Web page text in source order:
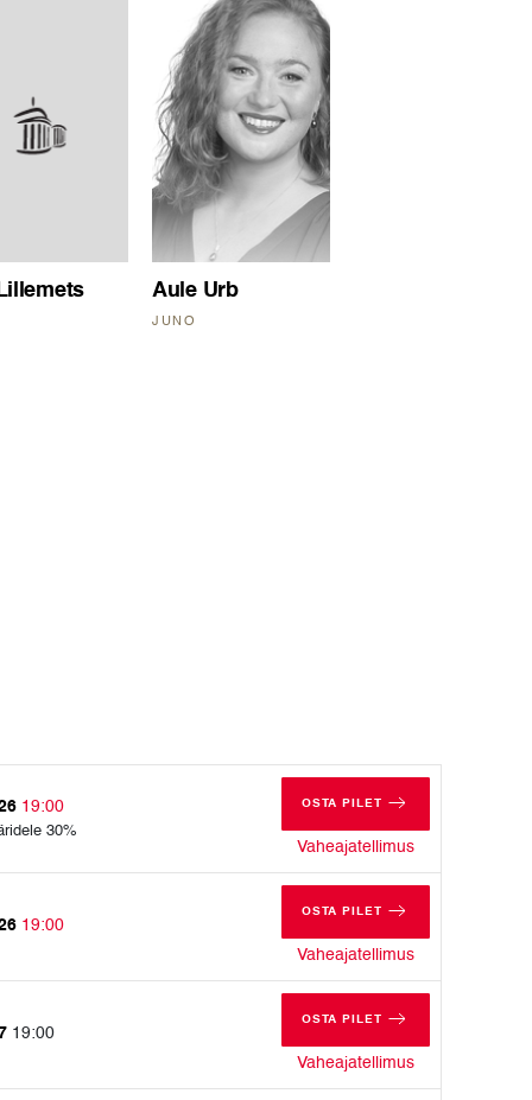
Aule Urb
JUNO
19:00
30%
OSTA PILET
Vaheajatellimusneljapäev, 05.
19:00
OSTA PILET
Vaheajatellimusreede, 13.
19:00
OSTA PILET
Vaheajatellimusreede, 26.